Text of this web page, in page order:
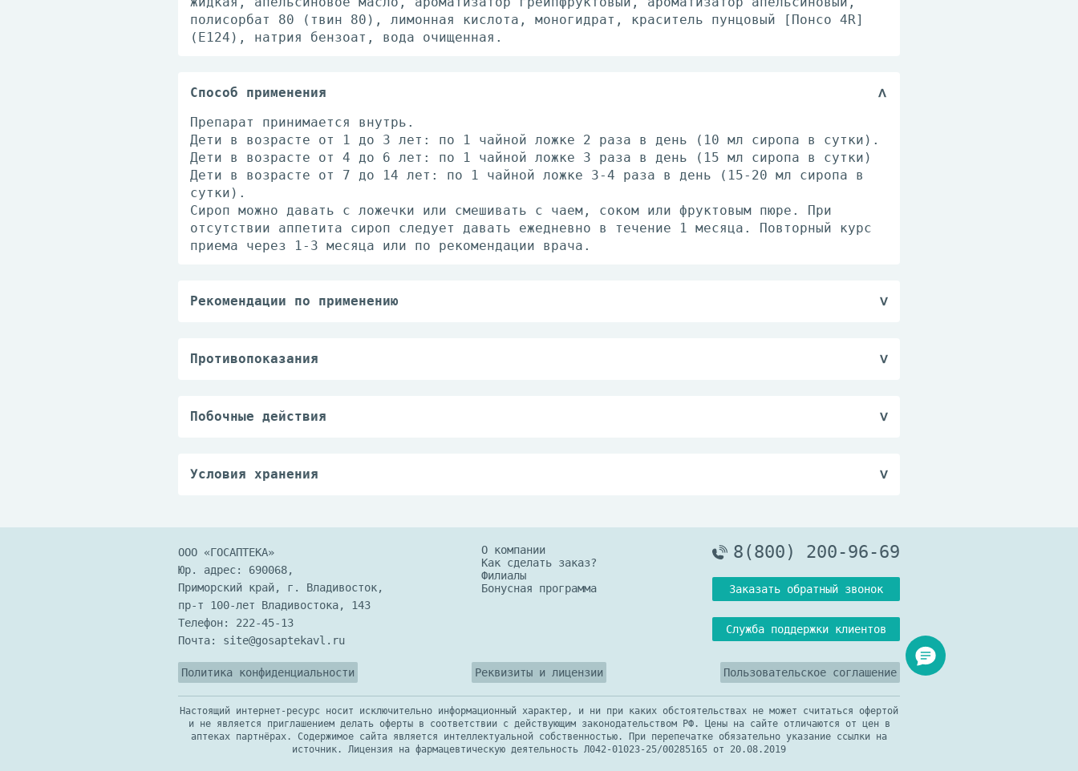
полисорбат 80 (твин 80), лимонная кислота, моногидрат, краситель пунцовый [Понсо 4R]
(Е124), натрия бензоат, вода очищенная.
Способ применения
Препарат принимается внутрь.
Дети в возрасте от 1 до 3 лет: по 1 чайной ложке 2 раза в день (10 мл сиропа в сутки).
Дети в возрасте от 4 до 6 лет: по 1 чайной ложке 3 раза в день (15 мл сиропа в сутки)
Дети в возрасте от 7 до 14 лет: по 1 чайной ложке 3-4 раза в день (15-20 мл сиропа в
сутки).
Сироп можно давать с ложечки или смешивать с чаем, соком или фруктовым пюре. При
отсутствии аппетита сироп следует давать ежедневно в течение 1 месяца. Повторный курс
приема через 1-3 месяца или по рекомендации врача.
Рекомендации по применению
Дети в возрасте от 4 до 6 лет: по 1 чайной ложке 3 раза в день (15 мл сиропа в сутки)
Сироп можно давать с ложечки или смешивать с чаем, соком или фруктовым пюре. При
отсутствии аппетита сироп следует давать ежедневно в течение 1 месяца. Повторный курс
Противопоказания
Гипервитаминоз А и Д.
Побочные действия
Условия хранения
ООО «ГОСАПТЕКА»
Юр. адрес: 690068,
Приморский край, г. Владивосток,
пр-т 100-лет Владивостока, 143
Телефон: 222-45-13
Почта: site@gosaptekavl.ru
О компании
Как сделать заказ?
Филиалы
Бонусная программа
8(800) 200-96-69
Заказать обратный звонок
Служба поддержки клиентов
Политика конфиденциальности Реквизиты и лицензии Пользовательское соглашение
Настоящий интернет-ресурс носит исключительно информационный характер, и ни при каких обстоятельствах не может считаться офертой
и не является приглашением делать оферты в соответствии с действующим законодательством РФ. Цены на сайте отличаются от цен в
аптеках партнёрах. Содержимое сайта является интеллектуальной собственностью. При перепечатке обязательно указание ссылки на
источник. Лицензия на фармацевтическую деятельность Л042-01023-25/00285165 от 20.08.2019